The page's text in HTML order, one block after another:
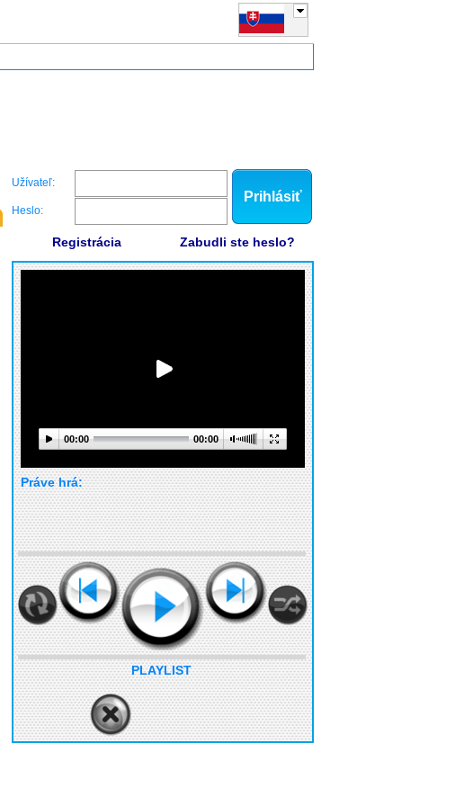
Užívateľ:
Heslo:
Prihlásiť
Registrácia Zabudli ste heslo?
00:00 00:00
Práve hrá:
PLAYLIST